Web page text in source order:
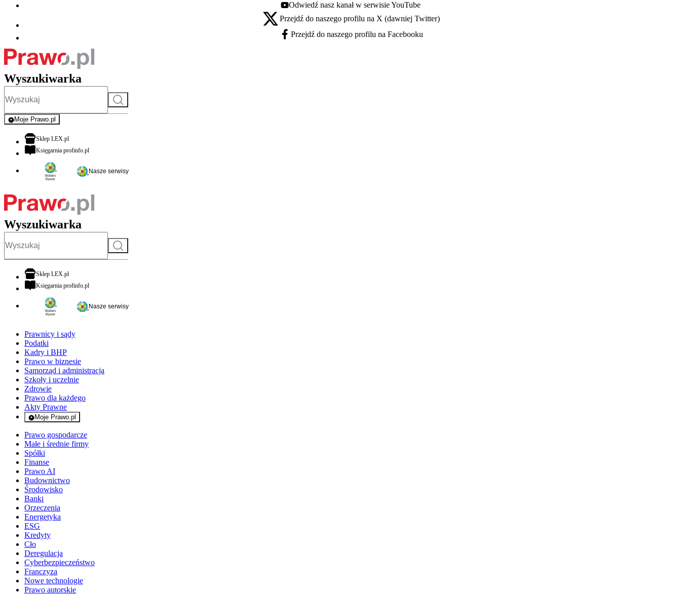
Youtube - otwiera się w nowej karcie
Odwiedź nasz kanał w serwisie YouTube
X - otwiera się w nowej karcie
Przejdź do naszego profilu na X (dawniej Twitter)
Facebook - otwiera się w nowej karcie
Przejdź do naszego profilu na Facebooku
Wyszukiwarka
Szukaj
Moje Prawo.pl
- rejestracja i logowanie do serwisu
Sklep LEX.plotwiera się w nowej karcie
Księgarnia profinfo.plotwiera się w nowej karcie
Nasze serwisy
Wyszukiwarka
Szukaj
Sklep LEX.plotwiera się w nowej karcie
Księgarnia profinfo.plotwiera się w nowej karcie
Nasze serwisy
Prawnicy i sądy
Podatki
Kadry i BHP
Prawo w biznesie
Samorząd i administracja
Szkoły i uczelnie
Zdrowie
Prawo dla każdego
Akty Prawne
Moje Prawo.pl
- rejestracja i logowanie do serwisu
Prawo gospodarcze
Małe i średnie firmy
Spółki
Finanse
Prawo AI
Budownictwo
Środowisko
Banki
Orzeczenia
Energetyka
ESG
Kredyty
Cło
Deregulacja
Cyberbezpieczeństwo
Franczyza
Nowe technologie
Prawo autorskie